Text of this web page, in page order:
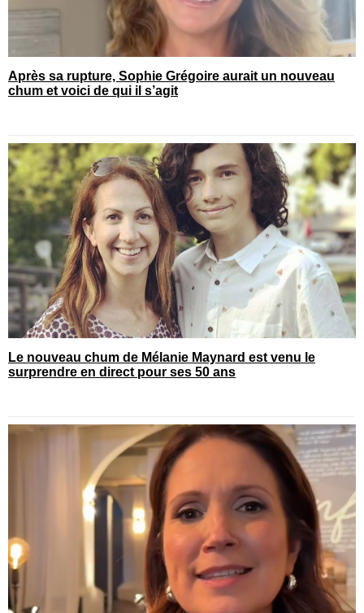
Après sa rupture, Sophie Grégoire aurait un nouveau
chum et voici de qui il s’agit
Le nouveau chum de Mélanie Maynard est venu le
surprendre en direct pour ses 50 ans